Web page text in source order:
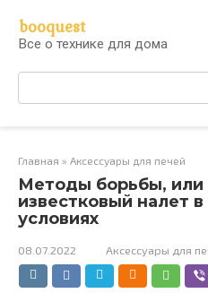
контенту
booquest
Все о технике для дома
Поиск:
Главная » Аксессуары для печей
Методы борьбы, или
известковый налет
условиях
08.07.2022 Аксессуары для